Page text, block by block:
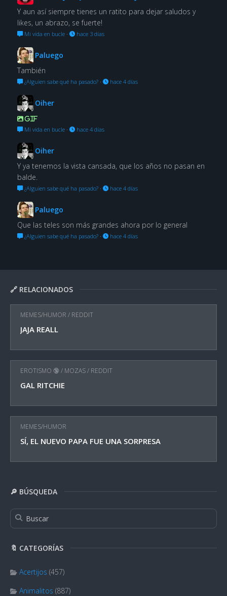
🔗 RELACIONADOS
MEMES/HUMOR / REDDIT
JAJA REALL
EROTISMO 🔞/ MOZAS/ REDDIT
GAL RITCHIE
MEMES/HUMOR
SÍ, EL NUEVO PAPA FUE UNA SORPRESA
🔎 BÚSQUEDA
🔖 CATEGORÍAS
Acertijos (457)
Animalitos (887)
Y aun así siempre tienes un ratito para dejar saludos y
likes, un abrazo, se fuerte!
Mi vida en bucle· hace 3 días
Paluego
También
¿Alguien sabe qué ha pasado?· hace 4 días
Oiher
GIF
Mi vida en bucle· hace 4 días
Oiher
Y ya tenemos la vista cansada, que los años no pasan en
balde.
¿Alguien sabe qué ha pasado?· hace 4 días
Paluego
Que las teles son más grandes ahora por lo general
¿Alguien sabe qué ha pasado?· hace 4 días